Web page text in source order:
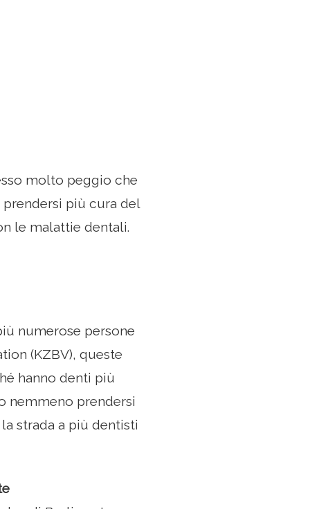
molto peggio che
più cura del
le malattie dentali.
numerose persone
(KZBV), queste
hanno denti più
nemmeno prendersi
strada a più dentisti